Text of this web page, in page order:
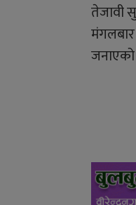
तेजावी